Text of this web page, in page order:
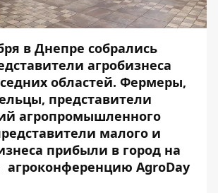
в Днепре собрались
агробизнеса
областей. Фермеры,
представители
агропромышленного
малого и
прибыли в город на
AgroDay